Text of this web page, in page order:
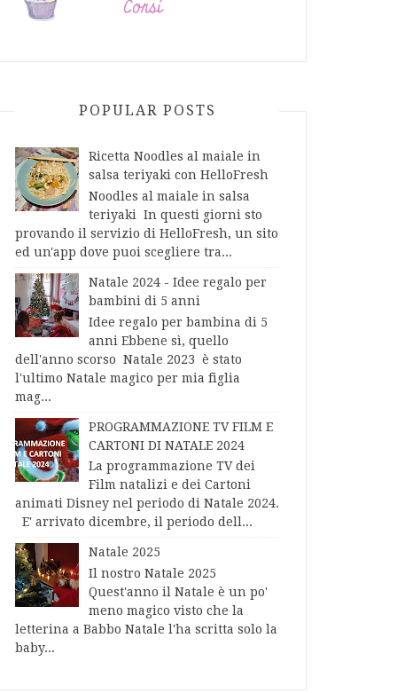
POPULAR POSTS
Ricetta Noodles al maiale in
salsa teriyaki con HelloFresh
Noodles al maiale in salsa
teriyaki In questi giorni sto
provando il servizio di HelloFresh, un sito
ed un'app dove puoi scegliere tra...
Natale 2024 - Idee regalo per
bambini di 5 anni
Idee regalo per bambina di 5
anni Ebbene sì, quello
dell'anno scorso Natale 2023 è stato
l'ultimo Natale magico per mia figlia
mag...
PROGRAMMAZIONE TV FILM E
CARTONI DI NATALE 2024
La programmazione TV dei
Film natalizi e dei Cartoni
animati Disney nel periodo di Natale 2024.
E' arrivato dicembre, il periodo dell...
Natale 2025
Il nostro Natale 2025
Quest'anno il Natale è un po'
meno magico visto che la
letterina a Babbo Natale l'ha scritta solo la
baby...